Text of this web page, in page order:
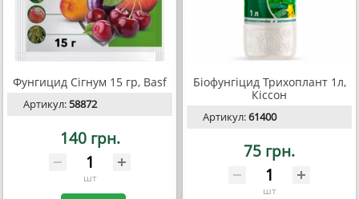
Фунгицид Сігнум 15 гр, Basf
Артикул:58872
140 грн.
шт
Біофунгіцид Трихоплант 1л,
Кіссон
Артикул:61400
75 грн.
шт